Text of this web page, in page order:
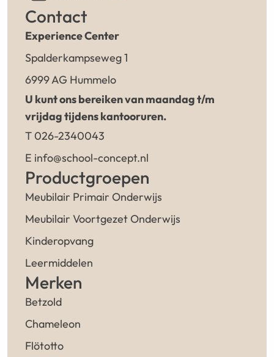
Contact
Experience Center
Spalderkampseweg 1
6999 AG Hummelo
U kunt ons bereiken van maandag t/m
vrijdag tijdens kantooruren.
T 026-2340043
E info@school-concept.nl
Productgroepen
Meubilair Primair Onderwijs
Meubilair Voortgezet Onderwijs
Kinderopvang
Leermiddelen
Merken
Betzold
Chameleon
Flötotto